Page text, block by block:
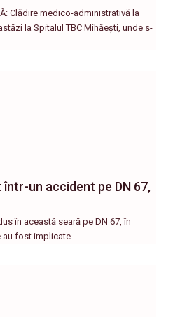
Clădire medico-administrativă la
la Spitalul TBC Mihăești, unde s-
un accident pe DN 67,
în această seară pe DN 67, în
au fost implicate…